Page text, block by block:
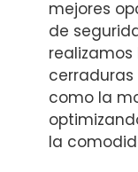
mejores
de
como la
la